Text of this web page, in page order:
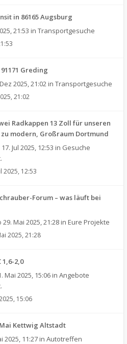
in 86165 Augsburg
21:53 in Transportgesuche
Greding
2025, 21:02 in Transportgesuche
21:02
Radkappen 13 Zoll für unseren
modern, Großraum Dortmund
Jul 2025, 12:53 in Gesuche
2025, 12:53
Forum – was läuft bei
29. Mai 2025, 21:28 in Eure Projekte
2025, 21:28
1,6-2,0
Mai 2025, 15:06 in Angebote
15:06
Kettwig Altstadt
2025, 11:27 in Autotreffen